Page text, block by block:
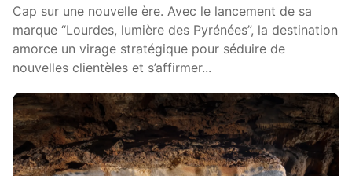
Cap sur une nouvelle ère. Avec le lancement de sa
marque “Lourdes, lumière des Pyrénées”, la destination
amorce un virage stratégique pour séduire de
nouvelles clientèles et s’affirmer...